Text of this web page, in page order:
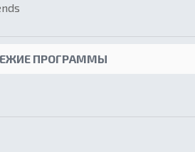
ПРОГРАММЫ